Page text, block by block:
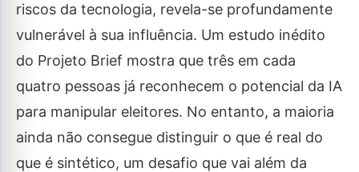
riscos da tecnologia, revela-se profundamente
vulnerável à sua influência. Um estudo inédito
do Projeto Brief mostra que três em cada
quatro pessoas já reconhecem o potencial da IA
para manipular eleitores. No entanto, a maioria
ainda não consegue distinguir o que é real do
que é sintético, um desafio que vai além da